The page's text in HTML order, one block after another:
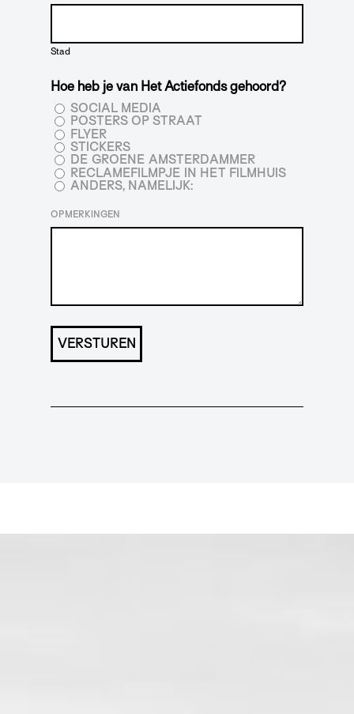
Stad
Hoe heb je van Het Actiefonds gehoord?
SOCIAL MEDIA
POSTERS OP STRAAT
FLYER
STICKERS
DE GROENE AMSTERDAMMER
RECLAMEFILMPJE IN HET FILMHUIS
ANDERS, NAMELIJK:
OPMERKINGEN